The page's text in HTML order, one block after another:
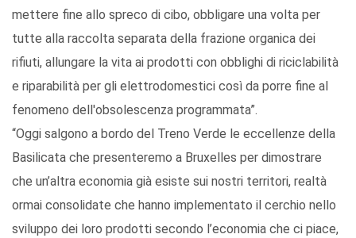
mettere fine allo spreco di cibo, obbligare una volta per
tutte alla raccolta separata della frazione organica dei
rifiuti, allungare la vita ai prodotti con obblighi di riciclabilità
e riparabilità per gli elettrodomestici così da porre fine al
fenomeno dell'obsolescenza programmata”.
“Oggi salgono a bordo del Treno Verde le eccellenze della
Basilicata che presenteremo a Bruxelles per dimostrare
che un’altra economia già esiste sui nostri territori, realtà
ormai consolidate che hanno implementato il cerchio nello
sviluppo dei loro prodotti secondo l’economia che ci piace,